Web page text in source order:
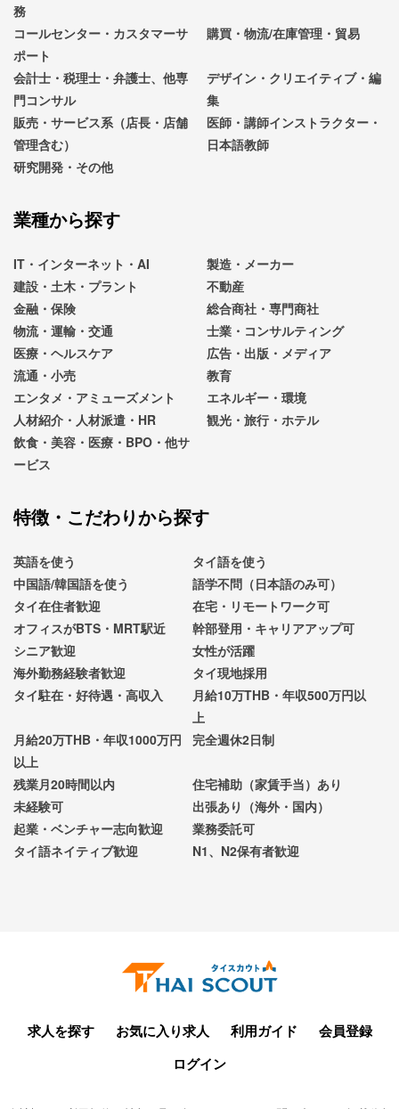
務
コールセンター・カスタマーサ
ポート
購買・物流/在庫管理・貿易
会計士・税理士・弁護士、他専
門コンサル
デザイン・クリエイティブ・編
集
販売・サービス系（店長・店舗
管理含む）
医師・講師インストラクター・
日本語教師
研究開発・その他
業種から探す
IT・インターネット・AI
製造・メーカー
建設・土木・プラント
不動産
金融・保険
総合商社・専門商社
物流・運輸・交通
士業・コンサルティング
医療・ヘルスケア
広告・出版・メディア
流通・小売
教育
エンタメ・アミューズメント
エネルギー・環境
人材紹介・人材派遣・HR
観光・旅行・ホテル
飲食・美容・医療・BPO・他サ
ービス
特徴・こだわりから探す
英語を使う
タイ語を使う
中国語/韓国語を使う
語学不問（日本語のみ可）
タイ在住者歓迎
在宅・リモートワーク可
オフィスがBTS・MRT駅近
幹部登用・キャリアアップ可
シニア歓迎
女性が活躍
海外勤務経験者歓迎
タイ現地採用
タイ駐在・好待遇・高収入
月給10万THB・年収500万円以
上
月給20万THB・年収1000万円
以上
完全週休2日制
残業月20時間以内
住宅補助（家賃手当）あり
未経験可
出張あり（海外・国内）
起業・ベンチャー志向歓迎
業務委託可
タイ語ネイティブ歓迎
N1、N2保有者歓迎
求人を探す お気に入り求人 利用ガイド
会員登録
ログイン